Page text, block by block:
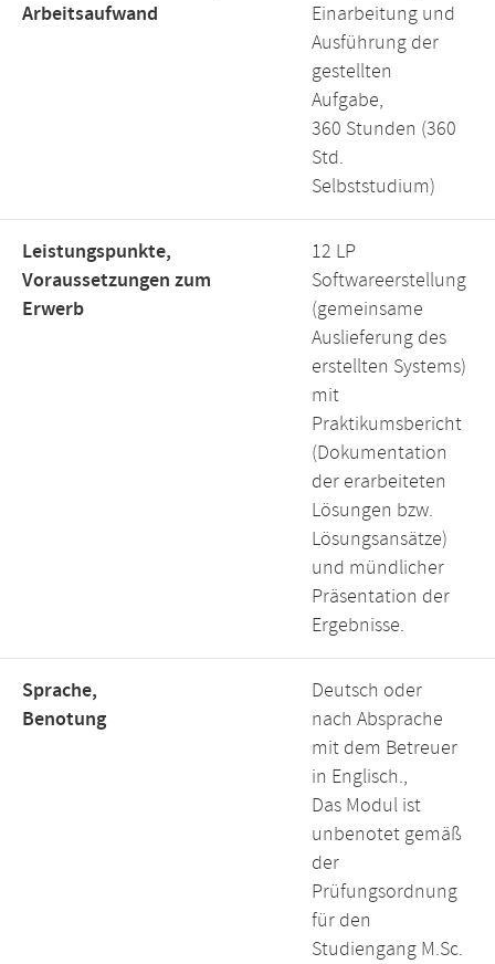
Arbeitsaufwand
Einarbeitung und
Ausführung der
gestellten
Aufgabe,
360 Stunden (360
Std.
Selbststudium)
Leistungspunkte,
Voraussetzungen zum
Erwerb
12 LP
Softwareerstellung
(gemeinsame
Auslieferung des
erstellten Systems)
mit
Praktikumsbericht
(Dokumentation
der erarbeiteten
Lösungen bzw.
Lösungsansätze)
und mündlicher
Präsentation der
Ergebnisse.
Sprache,
Benotung
Deutsch oder
nach Absprache
mit dem Betreuer
in Englisch.,
Das Modul ist
unbenotet gemäß
der
Prüfungsordnung
für den
Studiengang M.Sc.